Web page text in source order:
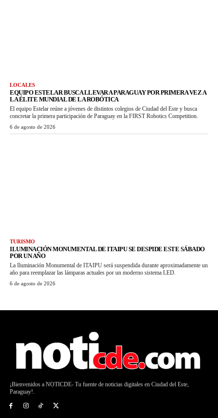
LOCALES
EQUIPO ESTELAR BUSCA LLEVAR A PARAGUAY POR PRIMERA VEZ A
LA ÉLITE MUNDIAL DE LA ROBÓTICA
El equipo Estelar reúne a jóvenes de distintos colegios de Ciudad del Este y busca
concretar la primera participación de Paraguay en la FIRST Robotics Competition.
6 de agosto de 2026
TURISMO
ILUMINACIÓN MONUMENTAL DE ITAIPU SE DESPIDE ESTE SÁBADO
POR UN AÑO
La Iluminación Monumental de ITAIPU será suspendida durante aproximadamente un
año para reemplazar las lámparas actuales por un moderno sistema LED.
6 de agosto de 2026
¡Bienvenidos a NOTICDE- Tu fuente de noticias digitales en Ciudad del Este,
Paraguay!.